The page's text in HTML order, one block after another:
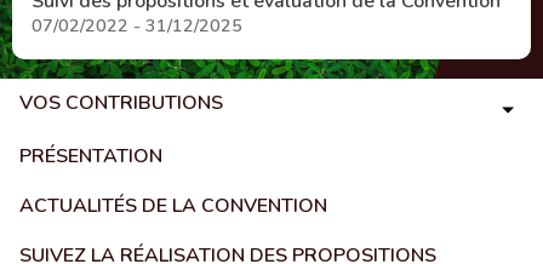
07/02/2022 - 31/12/2025
VOS CONTRIBUTIONS
PRÉSENTATION
ACTUALITÉS DE LA CONVENTION
SUIVEZ LA RÉALISATION DES PROPOSITIONS